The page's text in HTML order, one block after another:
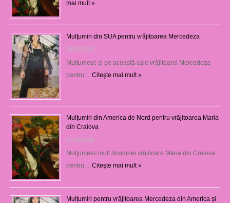
mai mult »
Mulţumiri din SUA pentru vrăjitoarea Mercedeza
08/08/2026
Mulţumesc şi pe această cale vrăjitoarei Mercedeza
pentru … Citeşte mai mult »
Mulţumiri din America de Nord pentru vrăjitoarea Maria
din Craiova
07/08/2026
Mulţumesc mult doamnei vrăjitoare Maria din Craiova
pentru … Citeşte mai mult »
Mulțumiri pentru vrăjitoarea Mercedeza din America și